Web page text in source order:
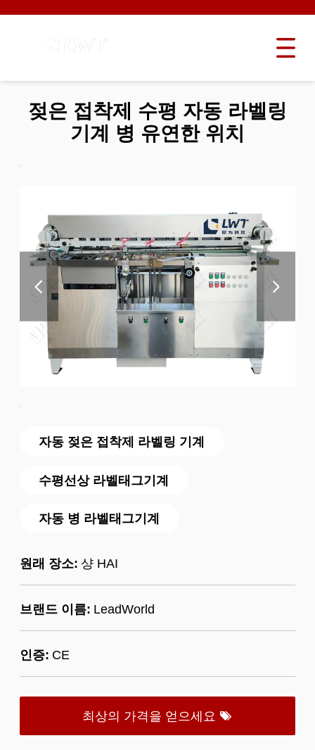
자동 젖은 접착제 라벨링 기계
수평선상 라벨태그기계
자동 병 라벨태그기계
원래 장소: 샹 HAI
브랜드 이름: LeadWorld
인증: CE
최상의 가격을 얻으세요
젖은 접착제 수평 자동 라벨링
기계 병 유연한 위치